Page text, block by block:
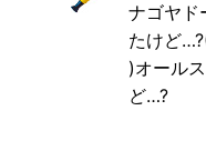
ナゴヤド
たけど
)オール
ど…?